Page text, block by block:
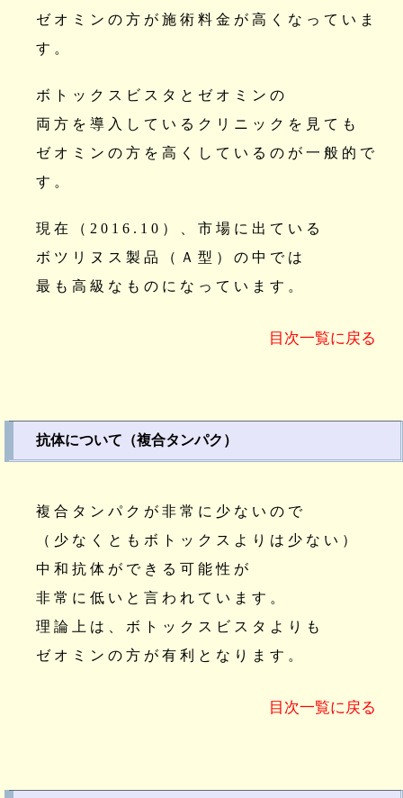
ゼオミンの方が施術料金が高くなっていま
す。
ボトックスビスタとゼオミンの
両方を導入しているクリニックを見ても
ゼオミンの方を高くしているのが一般的で
す。
現在（2016.10）、市場に出ている
ボツリヌス製品（Ａ型）の中では
最も高級なものになっています。
目次一覧に戻る
抗体について（複合タンパク）
複合タンパクが非常に少ないので
（少なくともボトックスよりは少ない）
中和抗体ができる可能性が
非常に低いと言われています。
理論上は、ボトックスビスタよりも
ゼオミンの方が有利となります。
目次一覧に戻る